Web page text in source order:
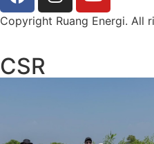
Copyright Ruang Energi. All
CSR